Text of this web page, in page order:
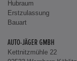
Hubraum
Erstzulassung
Bauart
AUTO-JÄGER GMBH
Kettnitzmühle 22